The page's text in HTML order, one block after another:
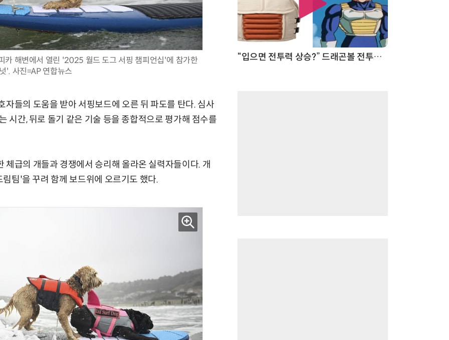
카 해변에서 열린 '2025 월드 도그 서핑 챔피언십'에 참가한
'. 사진=AP 연합뉴스
들의 도움을 받아 서핑보드에 오른 뒤 파도를 탄다. 심사
시간, 뒤로 돌기 같은 기술 등을 종합적으로 평가해 점수를
급의 개들과 경쟁에서 승리해 올라온 실력자들이다. 개
팀'을 꾸려 함께 보드위에 오르기도 했다.
“계속 쫓아왔다”…도망치던 우크라 민간인 공격한 러 자폭 드론 “입으면 전투력 상승?” 드래곤볼 전투복 닮은 중량조끼